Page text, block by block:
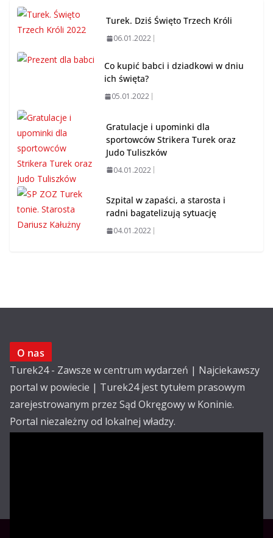
Turek. Dziś Święto Trzech Króli
06.01.2022
Co kupić babci i dziadkowi w dniu
ich święta?
05.01.2022
Gratulacje i upominki dla
sportowców Strikera Turek oraz
Judo Tuliszków
04.01.2022
Szpital w zapaści, a starosta i
radni bagatelizują sytuację
04.01.2022
O nas
Turek24 - Zawsze w centrum wydarzeń | Najciekawszy
portal w powiecie | Turek24 jest tytułem prasowym
zarejestrowanym przez Sąd Okręgowy w Koninie.
Portal niezależny od lokalnej władzy.